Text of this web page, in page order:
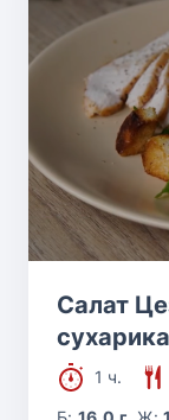
Салат
1 ч.